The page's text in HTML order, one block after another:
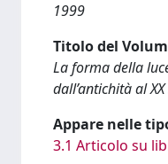
1999
Titolo del
La forma della
dall’antichità al
Appare nelle
3.1 Articolo su